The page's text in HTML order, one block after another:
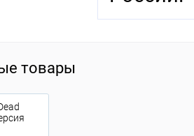
товары